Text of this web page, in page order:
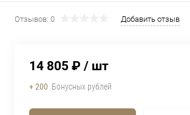
Отзывов: 0 Добавить отзыв
14 805 ₽ / шт
+ 200 Бонусных рублей